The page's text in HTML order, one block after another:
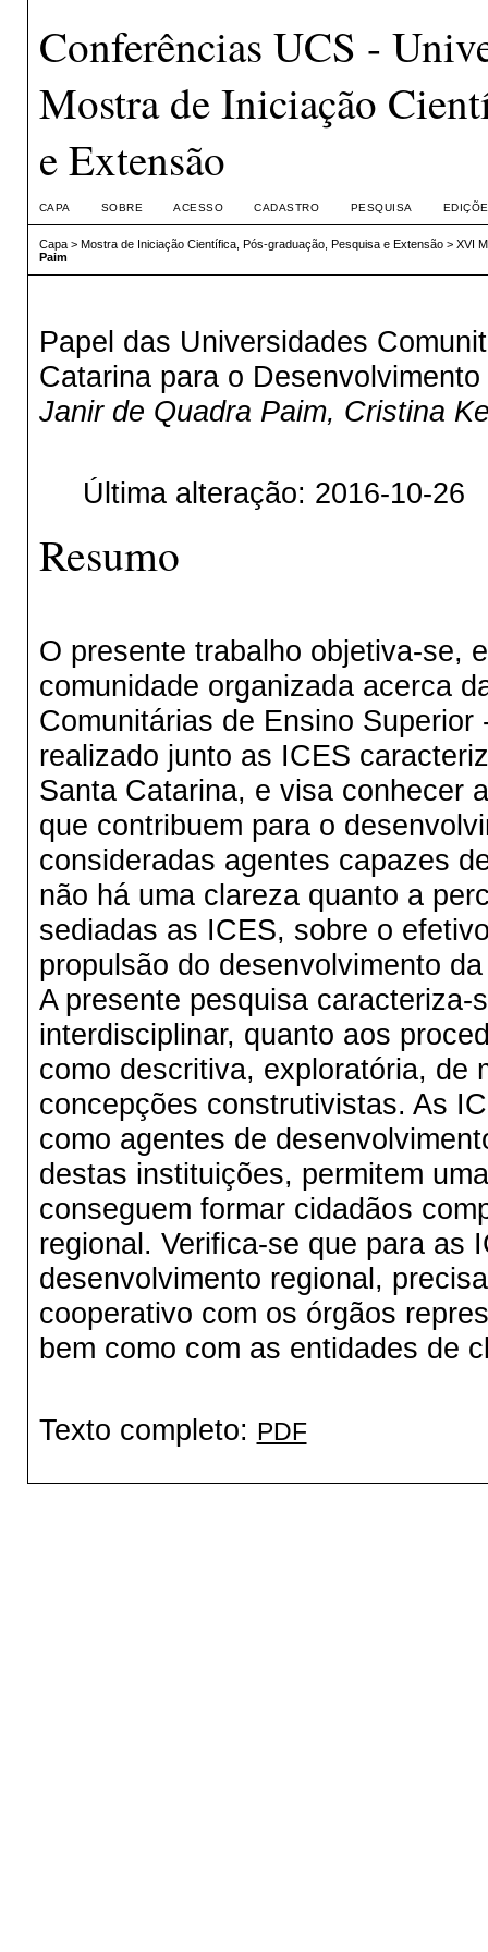
Conferências UCS -
Mostra de Iniciação
e Extensão
CAPA SOBRE ACESSO CADASTRO PESQUISA
Capa> Mostra de Iniciação Científica, Pós-graduação, Pesquisa e Extensão> XVI
Paim
Papel das Universidades
Catarina para o
Janir de Quadra Paim, Cristina
Última alteração: 2016-10-26
Resumo
O presente trabalho objetiva-se,
comunidade organizada acerca
Comunitárias de Ensino
realizado junto as ICES
Santa Catarina, e visa conhecer
que contribuem para o
consideradas agentes capazes
não há uma clareza quanto a
sediadas as ICES, sobre o
propulsão do desenvolvimento
A presente pesquisa
interdisciplinar, quanto aos
como descritiva, exploratória, de
concepções construtivistas. As
como agentes de
destas instituições, permitem
conseguem formar cidadãos
regional. Verifica-se que para as
desenvolvimento regional,
cooperativo com os órgãos
bem como com as entidades de
Texto completo: PDF